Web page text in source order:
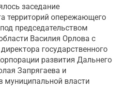
заседание
территорий опережающего
председательством
Василия Орлова с
государственного
развития Дальнего
Запрягаева и
муниципальной власти